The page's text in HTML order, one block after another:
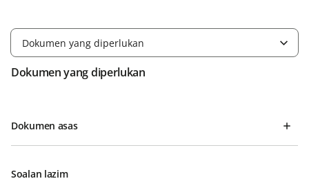
Dokumen yang diperlukan
Dokumen yang diperlukan
Dokumen asas
Soalan lazim